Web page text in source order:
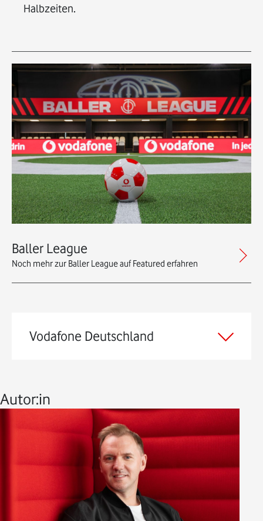
Halbzeiten.
Baller League
Noch mehr zur Baller League auf Featured erfahren
Vodafone Deutschland
Autor:in